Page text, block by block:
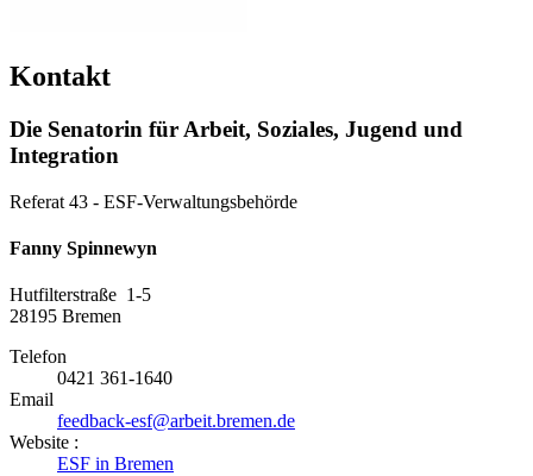
Kontakt
Die Senatorin für Arbeit, Soziales, Jugend und
Integration
Referat 43 - ESF-Verwaltungsbehörde
Fanny Spinnewyn
Hutfilterstraße 1-5
28195 Bremen
Telefon
0421 361-1640
Email
feedback-esf@arbeit.bremen.de
Website :
ESF in Bremen